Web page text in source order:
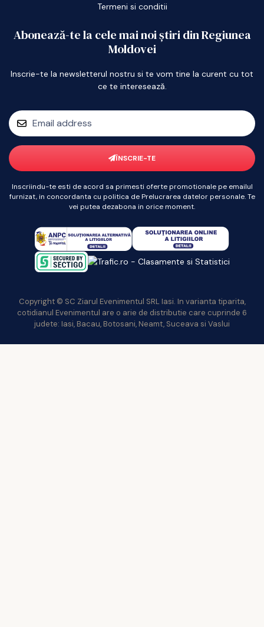
Termeni si conditii
Abonează-te la cele mai noi știri din Regiunea
Moldovei
Inscrie-te la newsletterul nostru si te vom tine la curent cu tot
ce te interesează.
ÎNSCRIE-TE
Inscriindu-te esti de acord sa primesti oferte promotionale pe emailul
furnizat, in concordanta cu politica de Prelucrarea datelor personale. Te
vei putea dezabona in orice moment.
Copyright © SC Ziarul Evenimentul SRL Iasi. In varianta tiparita,
cotidianul Evenimentul are o arie de distributie care cuprinde 6
judete: Iasi, Bacau, Botosani, Neamt, Suceava si Vaslui